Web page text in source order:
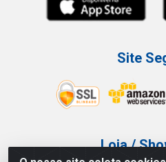
Site
Loja /